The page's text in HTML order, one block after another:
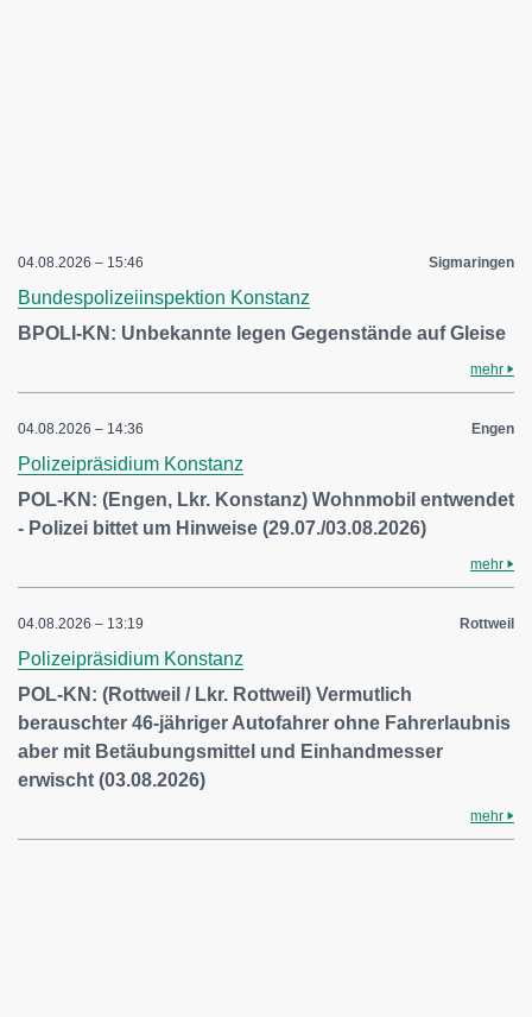
04.08.2026 – 15:46 Sigmaringen
Bundespolizeiinspektion Konstanz
BPOLI-KN: Unbekannte legen Gegenstände auf Gleise
mehr
04.08.2026 – 14:36 Engen
Polizeipräsidium Konstanz
POL-KN: (Engen, Lkr. Konstanz) Wohnmobil entwendet
- Polizei bittet um Hinweise (29.07./03.08.2026)
mehr
04.08.2026 – 13:19 Rottweil
Polizeipräsidium Konstanz
POL-KN: (Rottweil / Lkr. Rottweil) Vermutlich
berauschter 46-jähriger Autofahrer ohne Fahrerlaubnis
aber mit Betäubungsmittel und Einhandmesser
erwischt (03.08.2026)
mehr